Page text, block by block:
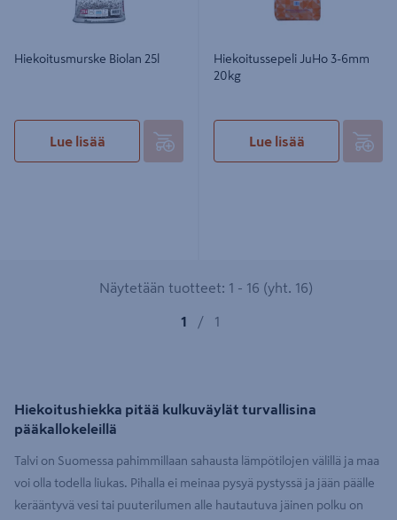
Hiekoitusmurske Biolan 25l
Lue lisää
Hiekoitussepeli JuHo 3-6mm
20kg
Lue lisää
Näytetään tuotteet: 1 - 16 (yht. 16)
1 / 1
Hiekoitushiekka pitää kulkuväylät turvallisina
pääkallokeleillä
Talvi on Suomessa pahimmillaan sahausta lämpötilojen välillä ja maa
voi olla todella liukas. Pihalla ei meinaa pysyä pystyssä ja jään päälle
kerääntyvä vesi tai puuterilumen alle hautautuva jäinen polku on